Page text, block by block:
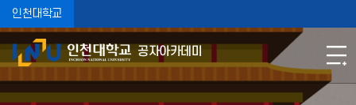
인천대학교
공자아카데미